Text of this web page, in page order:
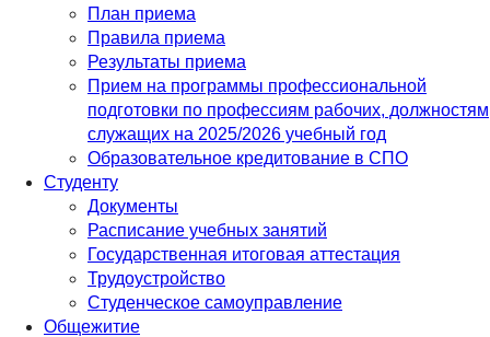
План приема
Правила приема
Результаты приема
Прием на программы профессиональной
подготовки по профессиям рабочих, должностям
служащих на 2025/2026 учебный год
Образовательное кредитование в СПО
Студенту
Документы
Расписание учебных занятий
Государственная итоговая аттестация
Трудоустройство
Студенческое самоуправление
Общежитие